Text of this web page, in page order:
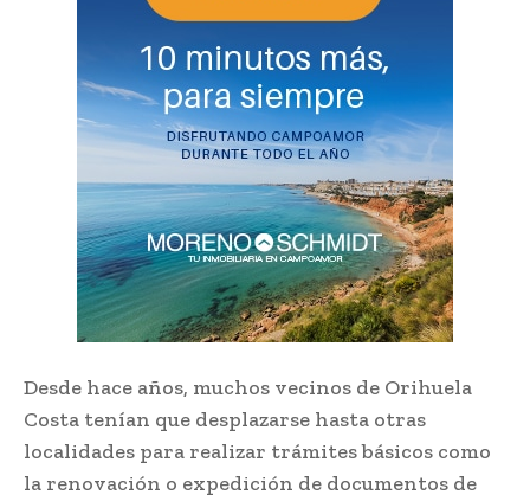
Desde hace años, muchos vecinos de Orihuela
Costa tenían que desplazarse hasta otras
localidades para realizar trámites básicos como
la renovación o expedición de documentos de